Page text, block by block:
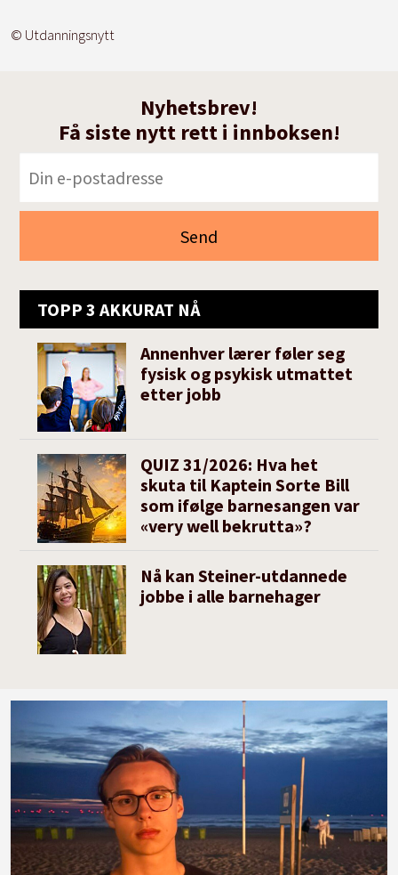
© Utdanningsnytt
Nyhetsbrev!
Få siste nytt rett i innboksen!
TOPP 3 AKKURAT NÅ
Annenhver lærer føler seg
fysisk og psykisk utmattet
etter jobb
QUIZ 31/2026: Hva het
skuta til Kaptein Sorte Bill
som ifølge barnesangen var
«very well bekrutta»?
Nå kan Steiner-utdannede
jobbe i alle barnehager